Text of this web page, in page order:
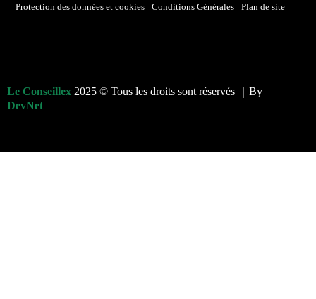
Protection des données et cookies
Conditions Générales Plan de site
Le Conseillex 2025 © Tous les droits sont réservés ｜By
DevNet